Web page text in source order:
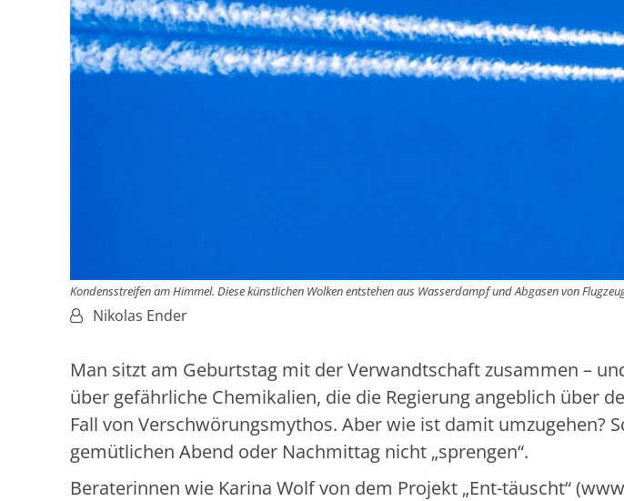
Kondensstreifen am Himmel. Diese künstlichen Wolken entstehen aus Wasserdampf und Abgasen von
Von:Nikolas Ender
Man sitzt am Geburtstag mit der Verwandtschaft zusammen –
über gefährliche Chemikalien, die die Regierung angeblich über
Fall von Verschwörungsmythos. Aber wie ist damit umzugehen?
gemütlichen Abend oder Nachmittag nicht „sprengen“.
Beraterinnen wie Karina Wolf von dem Projekt „Ent-täuscht“